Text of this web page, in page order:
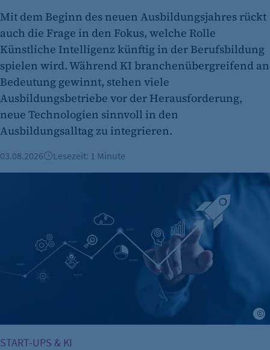
etracker GmbH
Zweck:
Es erlaubt eTracker Cookies zu setzen.
480 Tage
etracker Analytics
Name:
isSdEnabled
Anbieter:
Erkennung, ob bei dem Besucher die
Scrolltiefe gemessen wird.
Cookie Laufzeit:
24 Std.
Mit dem Beginn des neuen Ausbildungsjahres rückt
auch die Frage in den Fokus, welche Rolle
Künstliche Intelligenz künftig in der Berufsbildung
spielen wird. Während KI branchenübergreifend an
Bedeutung gewinnt, stehen viele
Ausbildungsbetriebe vor der Herausforderung,
neue Technologien sinnvoll in den
Ausbildungsalltag zu integrieren.
03.08.2026 Lesezeit: 1 Minute
Berliner KI-Startup telli sammelt 13,1 Millionen Euro ein
START-UPS & KI